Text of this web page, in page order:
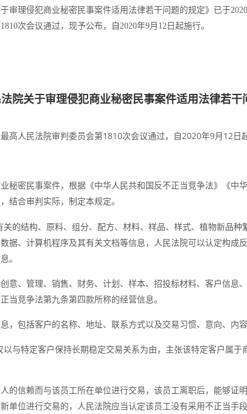
于审理侵犯商业秘密民事案件适用法律若干问题的规定》已于
次会议通过，现予公布，自2020年9月12日起施行。
院关于审理侵犯商业秘密民事案件适用法律若干
最高人民法院审判委员会第1810次会议通过，自2020年9月12日
秘密民事案件，根据《中华人民共和国反不正当竞争法》《中
结合审判实际，制定本规定。
关的结构、原料、组分、配方、材料、样品、样式、植物新品种
据、计算机程序及其有关文档等信息，人民法院可以认定构成
。
意、管理、销售、财务、计划、样本、招投标材料、客户信息
当竞争法第九条第四款所称的经营信息。
，包括客户的名称、地址、联系方式以及交易习惯、意向、内容
以与特定客户保持长期稳定交易关系为由，主张该特定客户属于
的信赖而与该员工所在单位进行交易，该员工离职后，能够证
单位进行交易的，人民法院应当认定该员工没有采用不正当手